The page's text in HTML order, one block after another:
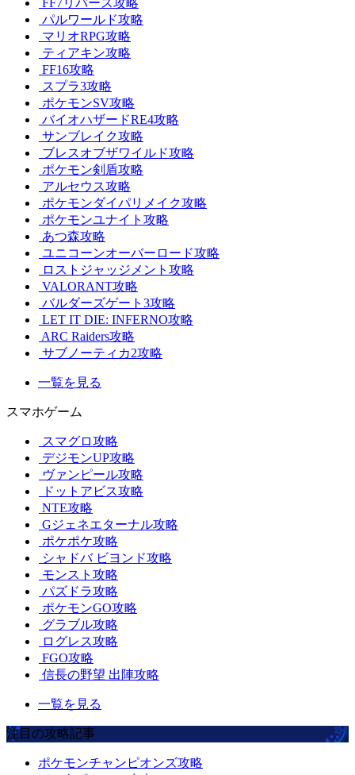
FF7リバース攻略
パルワールド攻略
マリオRPG攻略
ティアキン攻略
FF16攻略
スプラ3攻略
ポケモンSV攻略
バイオハザードRE4攻略
サンブレイク攻略
ブレスオブザワイルド攻略
ポケモン剣盾攻略
アルセウス攻略
ポケモンダイパリメイク攻略
ポケモンユナイト攻略
あつ森攻略
ユニコーンオーバーロード攻略
ロストジャッジメント攻略
VALORANT攻略
バルダーズゲート3攻略
LET IT DIE: INFERNO攻略
ARC Raiders攻略
サブノーティカ2攻略
一覧を見る
スマホゲーム
スマグロ攻略
デジモンUP攻略
ヴァンピール攻略
ドットアビス攻略
NTE攻略
Gジェネエターナル攻略
ポケポケ攻略
シャドバ ビヨンド攻略
モンスト攻略
パズドラ攻略
ポケモンGO攻略
グラブル攻略
ログレス攻略
FGO攻略
信長の野望 出陣攻略
一覧を見る
注目の攻略記事
ポケモンチャンピオンズ攻略